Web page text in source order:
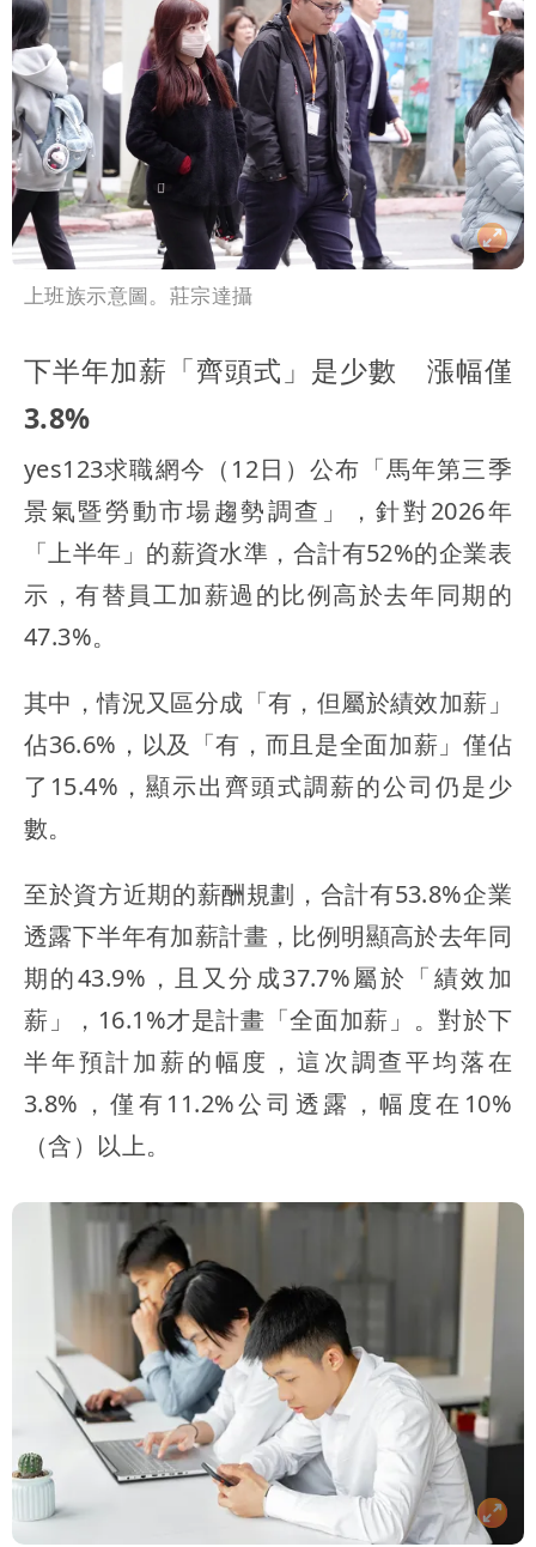
上班族示意圖。莊宗達攝
下半年加薪「齊頭式」是少數 漲幅僅
3.8%
yes123求職網今（12日）公布「馬年第三季
景氣暨勞動市場趨勢調查」，針對2026年
「上半年」的薪資水準，合計有52%的企業表
示，有替員工加薪過的比例高於去年同期的
47.3%。
其中，情況又區分成「有，但屬於績效加薪」
佔36.6%，以及「有，而且是全面加薪」僅佔
了15.4%，顯示出齊頭式調薪的公司仍是少
數。
至於資方近期的薪酬規劃，合計有53.8%企業
透露下半年有加薪計畫，比例明顯高於去年同
期的43.9%，且又分成37.7%屬於「績效加
薪」，16.1%才是計畫「全面加薪」。對於下
半年預計加薪的幅度，這次調查平均落在
3.8%，僅有11.2%公司透露，幅度在10%
（含）以上。